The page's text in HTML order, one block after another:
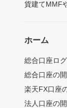
貨建てMMF
ホーム
総合口座ロ
総合口座の
楽天FX口座
法人口座の